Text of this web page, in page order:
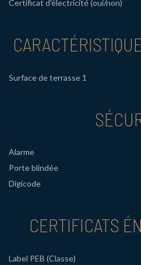
Certificat d'électricité (oui/non)
Surface de terrasse 1
Alarme
Porte blindée
Digicode
CERTIFICATS
Label PEB (Classe)